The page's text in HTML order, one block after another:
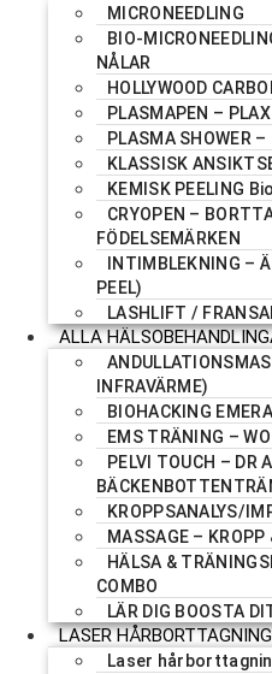
MICRONEEDLING
BIO-
NÅLAR
HOLLYWOOD
PLASMAPEN –
PLASMA SHOWER –
KLASSISK
KEMISK PEELING
CRYOPEN –
FÖDELSEMÄRKEN
INTIMBLEKNING –
PEEL)
LASHLIFT /
ALLA
INFRAVÄRME)
BIOHACKING
EMS TRÄNING –
PELVI TOUCH – DR
KROPPSANALYS/
MASSAGE – KROPP
HÄLSA &
COMBO
LÄR DIG BOOSTA
LASER HÅRBORTTAGNING
Laser